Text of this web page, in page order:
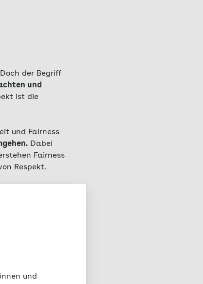
und
der Begriff
und
ist die
und Fairness
Dabei
Fairness
Respekt.
für das